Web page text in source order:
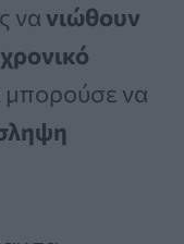
νανιώθουν
μπορούσε να